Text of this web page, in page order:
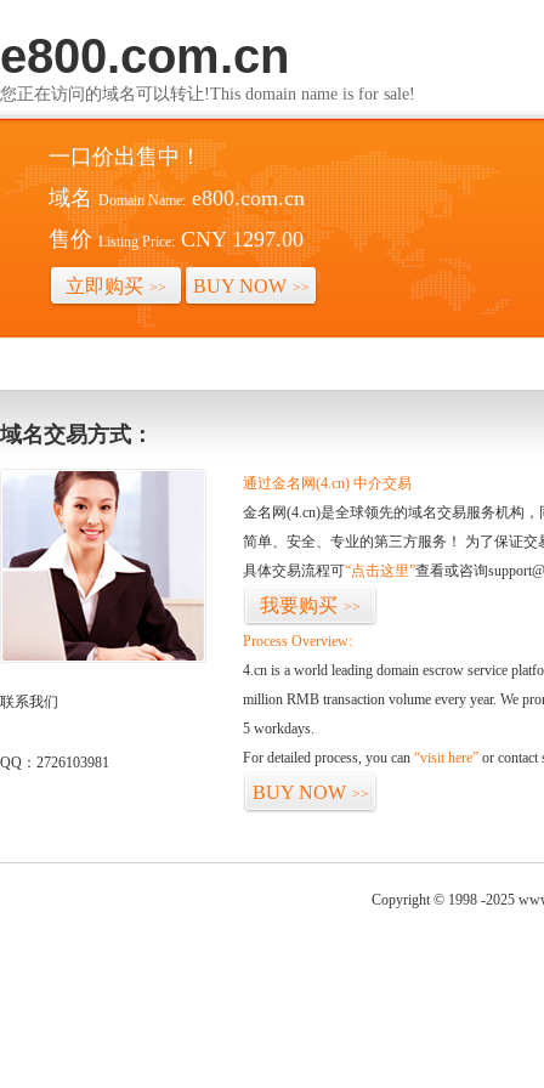
e800.com.cn
您正在访问的域名可以转让!This domain name is for sale!
一口价出售中！
域名 Domain Name: e800.com.cn
售价 Listing Price: CNY 1297.00
立即购买 >> BUY NOW >>
域名交易方式：
联系我们
QQ：2726103981
通过金名网(4.cn) 中介交易
金名网(4.cn)是全球领先的域名交易服务机构
简单、安全、专业的第三方服务！ 为了保证
具体交易流程可“点击这里”查看或咨询
我要购买 >>
Process Overview:
4.cn is a world leading domain escrow service
million RMB transaction volume every year. We
5 workdays.
For detailed process, you can “visit here” or contact
BUY NOW >>
Copyright © 1998 -2025